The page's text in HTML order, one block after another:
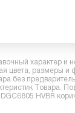
характер и
цвета, размеры
без
Товара.
HVBR